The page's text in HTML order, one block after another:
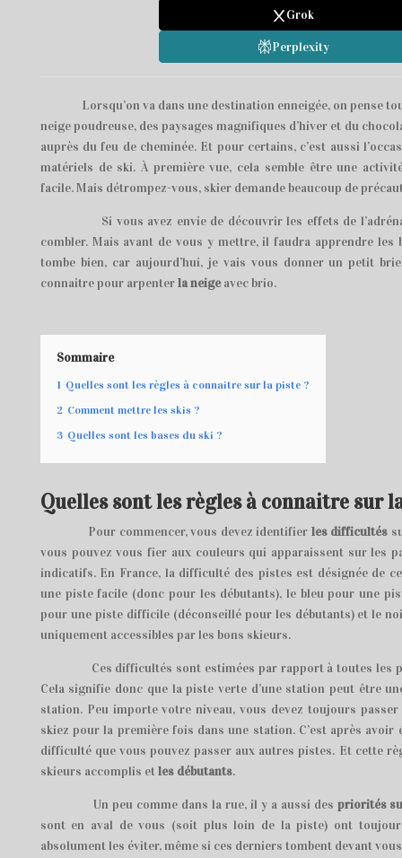
Grok
Perplexity
Lorsqu’on va dans une destination enneigée, on pense
neige poudreuse, des paysages magnifiques d’hiver et du
auprès du feu de cheminée. Et pour certains, c’est aussi
matériels de ski. À première vue, cela semble être une
facile. Mais détrompez-vous, skier demande beaucoup de
Si vous avez envie de découvrir les effets de
combler. Mais avant de vous y mettre, il faudra apprendre les
tombe bien, car aujourd’hui, je vais vous donner un petit
connaitre pour arpenterla neigeavec brio.
Sommaire
1 Quelles sont les règles à connaitre sur la piste ?
2 Comment mettre les skis ?
3 Quelles sont les bases du ski ?
Quelles sont les règles à connaitre sur
Pour commencer, vous devez identifier les difficultés
vous pouvez vous fier aux couleurs qui apparaissent sur les
indicatifs. En France, la difficulté des pistes est désignée de
une piste facile (donc pour les débutants), le bleu pour une
pour une piste difficile (déconseillé pour les débutants) et le
uniquement accessibles par les bons skieurs.
Ces difficultés sont estimées par rapport à toutes les
Cela signifie donc que la piste verte d’une station peut être
station. Peu importe votre niveau, vous devez toujours
skiez pour la première fois dans une station. C’est après avoir
difficulté que vous pouvez passer aux autres pistes. Et cette
skieurs accomplis etles débutants.
Un peu comme dans la rue, il y a aussi des priorités
sont en aval de vous (soit plus loin de la piste) ont
absolument les éviter, même si ces derniers tombent devant